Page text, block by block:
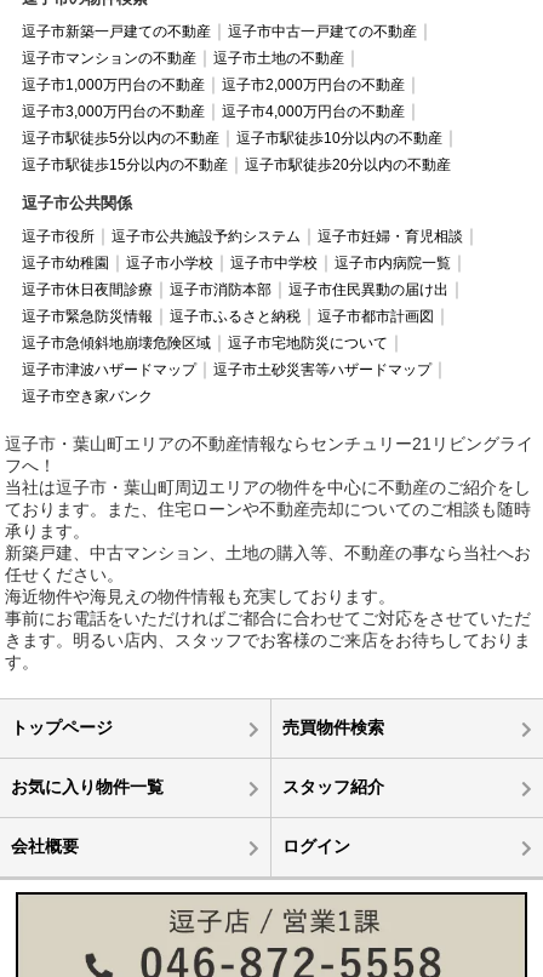
逗子市新築一戸建ての不動産
逗子市中古一戸建ての不動産
逗子市マンションの不動産
逗子市土地の不動産
逗子市1,000万円台の不動産
逗子市2,000万円台の不動産
逗子市3,000万円台の不動産
逗子市4,000万円台の不動産
逗子市駅徒歩5分以内の不動産
逗子市駅徒歩10分以内の不動産
逗子市駅徒歩15分以内の不動産
逗子市駅徒歩20分以内の不動産
逗子市公共関係
逗子市役所 逗子市公共施設予約システム
逗子市妊婦・育児相談
逗子市幼稚園
逗子市小学校 逗子市中学校
逗子市内病院一覧
逗子市休日夜間診療
逗子市消防本部
逗子市住民異動の届け出
逗子市緊急防災情報
逗子市ふるさと納税
逗子市都市計画図
逗子市急傾斜地崩壊危険区域
逗子市宅地防災について
逗子市津波ハザードマップ
逗子市土砂災害等ハザードマップ
逗子市空き家バンク
逗子市・葉山町エリアの不動産情報ならセンチュリー21リビングライ
フへ！
当社は逗子市・葉山町周辺エリアの物件を中心に不動産のご紹介をし
ております。また、住宅ローンや不動産売却についてのご相談も随時
承ります。
新築戸建、中古マンション、土地の購入等、不動産の事なら当社へお
任せください。
海近物件や海見えの物件情報も充実しております。
事前にお電話をいただければご都合に合わせてご対応をさせていただ
きます。明るい店内、スタッフでお客様のご来店をお待ちしておりま
す。
トップページ 売買物件検索
お気に入り物件一覧 スタッフ紹介
会社概要 ログイン